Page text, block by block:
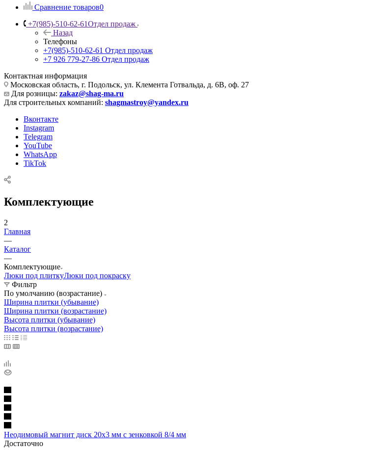
Сравнение товаров0
+7(985)-510-62-61Отдел продаж
Назад
Телефоны
+7(985)-510-62-61 Отдел продаж
‪+7 926 779-27-86‬ Отдел продаж
Контактная информация
Московская область, г. Подольск, ул. Клемента Готвальда, д. 6В, оф. 27
Для розницы: zakaz@shag-ma.ru
Для строительных компаний: shagmastroy@yandex.ru
Вконтакте
Instagram
Telegram
YouTube
WhatsApp
TikTok
Комплектующие
2
Главная
—
Каталог
—
Комплектующие
Люки под плиткуЛюки под покраску
Фильтр
По умолчанию (возрастание)
Ширина плитки (убывание)
Ширина плитки (возрастание)
Высота плитки (убывание)
Высота плитки (возрастание)
Неодимовый магнит диск 20х3 мм с зенковкой 8/4 мм
Достаточно